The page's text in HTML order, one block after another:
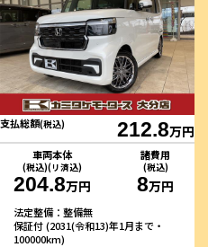
支払総額(税込) 212.8万円
車両本体
(税込)(リ済込)
204.8万円
諸費用
(税込)
8万円
法定整備：整備無
保証付 (2031(令和13)年1月まで・
100000km)